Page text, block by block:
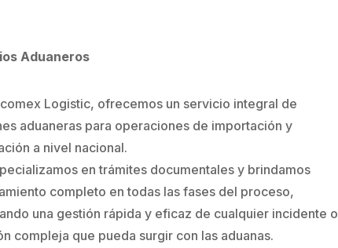
Aduaneros
Logistic, ofrecemos un servicio integral de
aduaneras para operaciones de importación y
a nivel nacional.
en trámites documentales y brindamos
completo en todas las fases del proceso,
una gestión rápida y eficaz de cualquier incidente o
compleja que pueda surgir con las aduanas.